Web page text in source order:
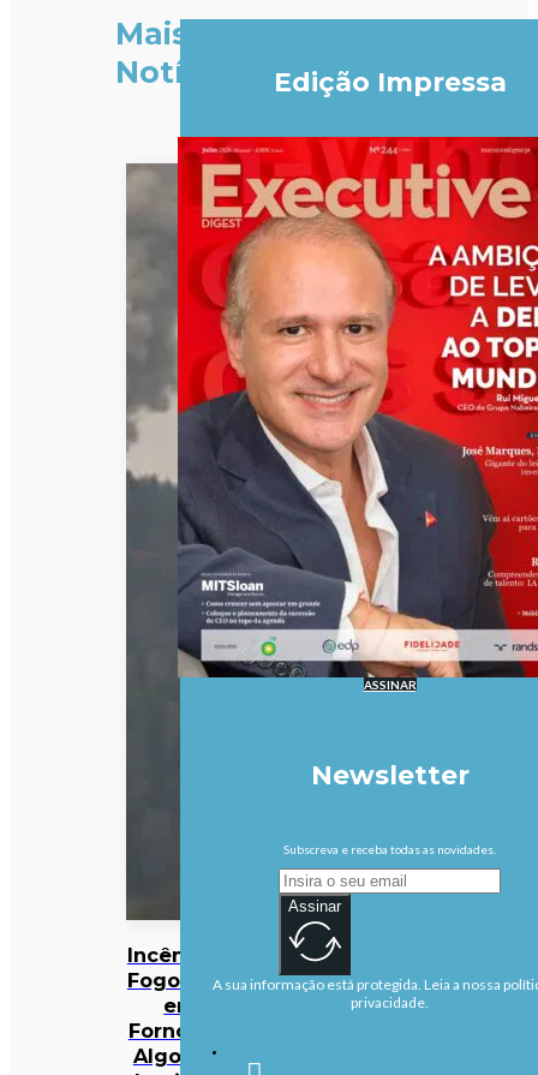
Mais
Notícias
Incêndios:
Fogo rural
em
Fornos de
Algodres
Edição Impressa
ASSINAR
Newsletter
Subscreva e receba todas as novidades.
Assinar
A sua informação está protegida. Leia a nossa
privacidade.